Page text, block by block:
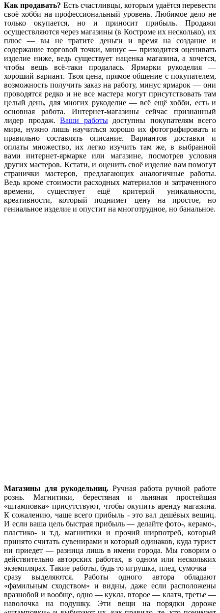
Как продавать? Есть счастливцы, которым удаётся перевести
своё хобби на профессиональный уровень. Любимое дело не
только окупается, но и приносит прибыль. Продажи
осуществляются через магазины (в Костроме их несколько), их
плюс — вы не тратите деньги и время на создание и
содержание торговой точки, минус — приходится оценивать
изделие ниже, ведь существует наценка магазина, а хочется,
чтобы вещь всё-таки продалась. Ярмарки рукоделия —
хороший вариант. Твоя цена, прямое общение с покупателем,
возможность получить заказ на работу, минус ярмарок — они
проводятся редко и не все мастера могут присутствовать там
целый день, для многих рукоделие — всё ещё хобби, есть и
основная работа. Интернет-магазины сейчас признанный
лидер продаж. Ваши работыдоступны покупателям всего
мира, нужно лишь научиться хорошо их фотографировать и
правильно составлять описание. Вариантов доставки и
оплаты множество, их легко изучить там же, в выбранной
вами интернет-ярмарке или магазине, посмотрев условия
других мастеров. Кстати, и оценить своё изделие вам помогут
странички мастеров, предлагающих аналогичные работы.
Ведь кроме стоимости расходных материалов и затраченного
времени, существует ещё критерий уникальности,
креативности, который поднимет цену на простое, но
гениальное изделие и опустит на многотрудное, но банальное.
Магазины для рукодельниц. Ручная работа ручной работе
рознь. Магнитики, берестяная и льняная простейшая
«штамповка» присутствуют, чтобы окупить аренду магазина.
К сожалению, чаще всего прибыль - это вал дешёвых вещиц.
И если ваша цель быстрая прибыль — делайте фото-, керамо-,
пластико- и т.д. магнитики и прочий ширпотреб, который
принято считать сувенирами и который одинаков, куда турист
ни приедет — разница лишь в имени города. Мы говорим о
действительно авторских работах, в одном или нескольких
экземплярах. Такие работы, будь то игрушка, плед, сумочка —
сразу выделяются. Работы одного автора обладают
«фамильным сходством» и видны, даже если расположены
вразнобой и вообще, одно — кукла, второе — клатч, третье —
наволочка на подушку. Эти вещи на порядки дороже